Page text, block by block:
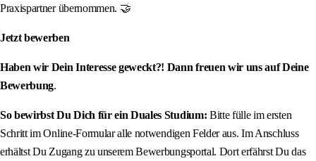
Praxispartner übernommen. 🤝
Jetzt bewerben
Haben wir Dein Interesse geweckt?! Dann freuen wir uns auf Deine
Bewerbung.
So bewirbst Du Dich für ein Duales Studium: Bitte fülle im ersten
Schritt im Online-Formular alle notwendigen Felder aus. Im Anschluss
erhältst Du Zugang zu unserem Bewerbungsportal. Dort erfährst Du das